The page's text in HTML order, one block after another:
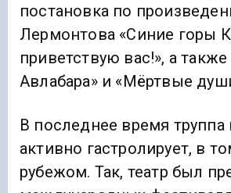
постановка по
Лермонтова «Синие горы
приветствую вас!», а
Авлабара» и «Мёртвые
В последнее время
активно гастролирует, в
рубежом. Так, театр был